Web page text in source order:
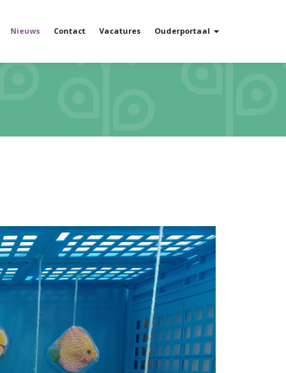
Nieuws Contact Vacatures Ouderportaal